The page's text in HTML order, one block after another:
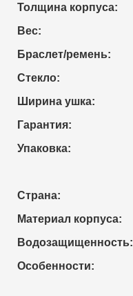
Толщина корпуса:
Вес:
Браслет/ремень:
Стекло:
Ширина ушка:
Гарантия:
Упаковка:
Страна:
Материал корпуса:
Водозащищенность:
Особенности: